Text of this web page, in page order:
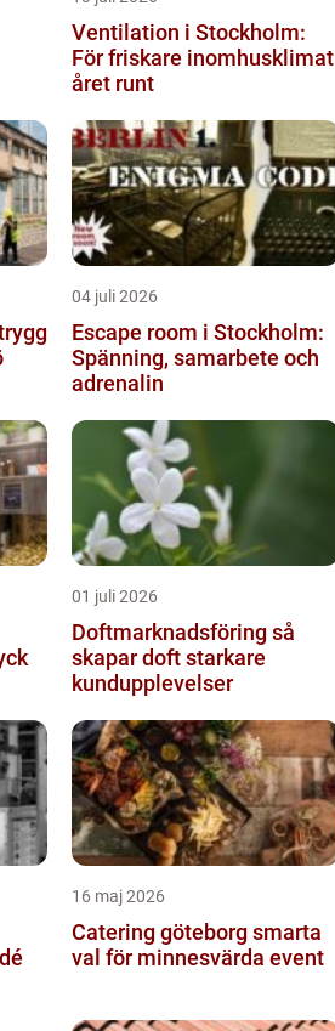
Ventilation i Stockholm:
För friskare inomhusklimat
året runt
04 juli 2026
Escape room i Stockholm:
Spänning, samarbete och
adrenalin
01 juli 2026
Doftmarknadsföring så
skapar doft starkare
kundupplevelser
16 maj 2026
Catering göteborg smarta
val för minnesvärda event